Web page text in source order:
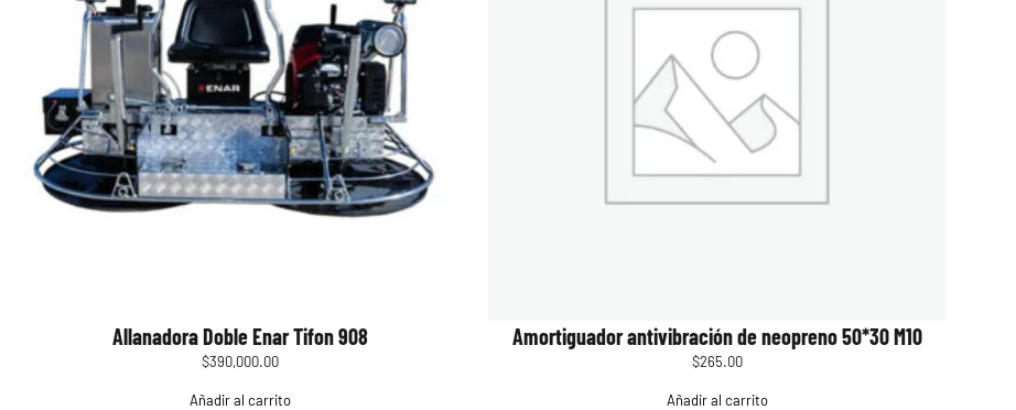
Allanadora Doble Enar Tifon 908
$390,000.00
Añadir al carrito
Amortiguador antivibración de neopreno 50*30 M10
$265.00
Añadir al carrito